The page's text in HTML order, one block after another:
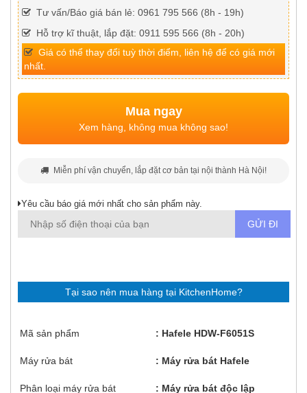
Tư vấn/Báo giá bán lẻ: 0961 795 566 (8h - 19h)
Hỗ trợ kĩ thuật, lắp đặt: 0911 595 566 (8h - 20h)
Giá có thể thay đổi tuỳ thời điểm, liên hệ để có giá mới
nhất.
Mua ngay
Xem hàng, không mua không sao!
Miễn phí vận chuyển, lắp đặt cơ bản tại nội thành Hà Nội!
Yêu cầu báo giá mới nhất cho sản phẩm này.
Tại sao nên mua hàng tại KitchenHome?
Mã sản phẩm Hafele HDW-F6051S
Máy rửa bát Máy rửa bát Hafele
Phân loại máy rửa bát Máy rửa bát độc lập